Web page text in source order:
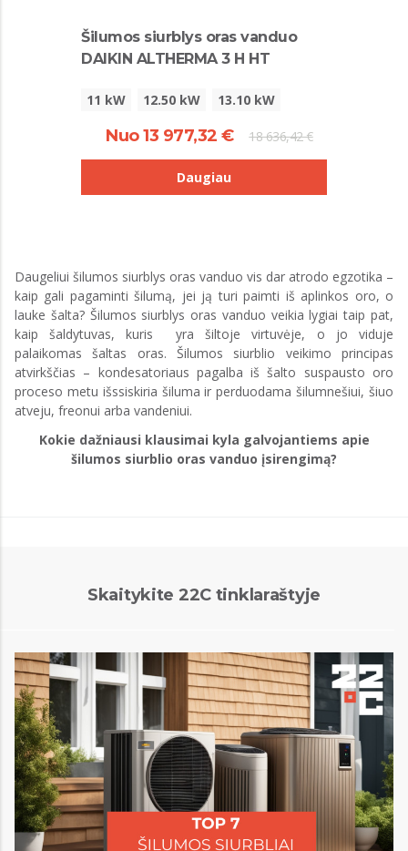
Šilumos siurblys oras vanduo
DAIKIN ALTHERMA 3 H HT
11 kW 12.50 kW 13.10 kW
Nuo 13 977,32 € 18 636,42 €
Daugiau
Daugeliui šilumos siurblys oras vanduo vis dar atrodo egzotika –
kaip gali pagaminti šilumą, jei ją turi paimti iš aplinkos oro, o
lauke šalta? Šilumos siurblys oras vanduo veikia lygiai taip pat,
kaip šaldytuvas, kuris yra šiltoje virtuvėje, o jo viduje
palaikomas šaltas oras. Šilumos siurblio veikimo principas
atvirkščias – kondesatoriaus pagalba iš šalto suspausto oro
proceso metu išssiskiria šiluma ir perduodama šilumnešiui, šiuo
atveju, freonui arba vandeniui.
Kokie dažniausi klausimai kyla galvojantiems apie
šilumos siurblio oras vanduo įsirengimą?
Skaitykite 22C tinklaraštyje